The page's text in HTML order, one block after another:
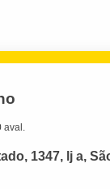
aval.
1347, lj a,